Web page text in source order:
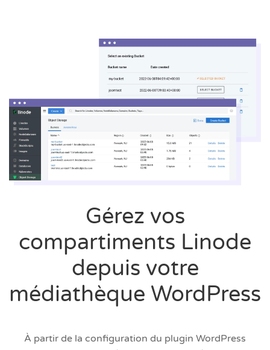
Gérez vos
compartiments Linode
depuis votre
médiathèque WordPress
À partir de la configuration du plugin WordPress